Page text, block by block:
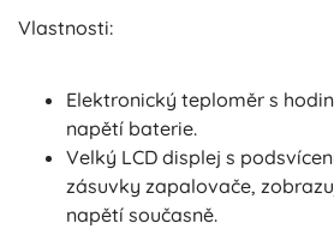
Vlastnosti:
Elektronický teploměr s
napětí baterie.
Velký LCD displej s
zásuvky zapalovače,
napětí současně.